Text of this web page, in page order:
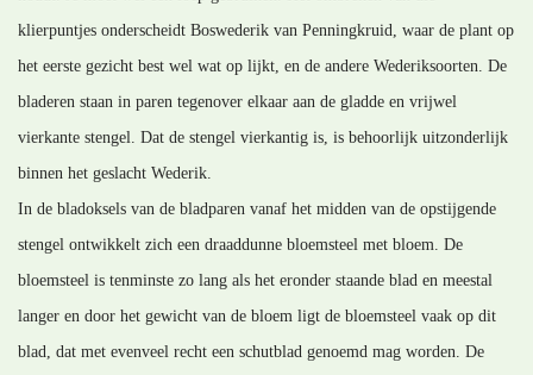
klierpuntjes onderscheidt Boswederik van Penningkruid, waar de plant op
het eerste gezicht best wel wat op lijkt, en de andere Wederiksoorten. De
bladeren staan in paren tegenover elkaar aan de gladde en vrijwel
vierkante stengel. Dat de stengel vierkantig is, is behoorlijk uitzonderlijk
binnen het geslacht Wederik.
In de bladoksels van de bladparen vanaf het midden van de opstijgende
stengel ontwikkelt zich een draaddunne bloemsteel met bloem. De
bloemsteel is tenminste zo lang als het eronder staande blad en meestal
langer en door het gewicht van de bloem ligt de bloemsteel vaak op dit
blad, dat met evenveel recht een schutblad genoemd mag worden. De